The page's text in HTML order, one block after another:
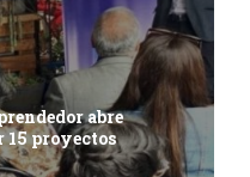
abre
15 proyectos